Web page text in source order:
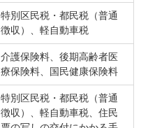
特別区民税・都民税（普通
徴収）、軽自動車税
介護保険料、後期高齢者医
療保険料、国民健康保険料
特別区民税・都民税（普通
徴収）、軽自動車税、住民